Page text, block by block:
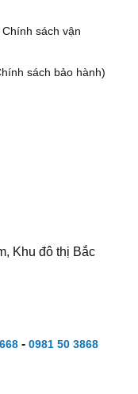
sách vận
sách bảo hành)
Khu đô thị Bắc
- 0981 50 3868